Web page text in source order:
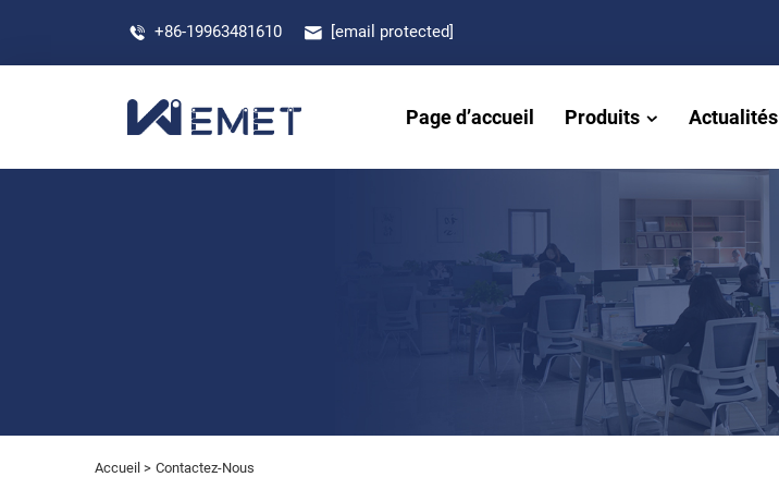
+86-19963481610 [email protected]
Page d’accueil Produits Actualités
Accueil > Contactez-Nous